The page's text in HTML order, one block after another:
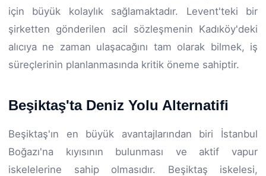
için büyük kolaylık sağlamaktadır. Levent'teki bir
şirketten gönderilen acil sözleşmenin Kadıköy'deki
alıcıya ne zaman ulaşacağını tam olarak bilmek, iş
süreçlerinin planlanmasında kritik öneme sahiptir.
Beşiktaş'ta Deniz Yolu Alternatifi
Beşiktaş'ın en büyük avantajlarından biri İstanbul
Boğazı'na kıyısının bulunması ve aktif vapur
iskelelerine sahip olmasıdır. Beşiktaş iskelesi,